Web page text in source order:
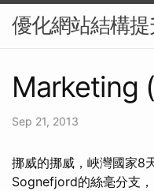
優化網站結構
Marketing
Sep 21, 2013
挪威的挪威，峽灣國家8
Sognefjord的絲毫分支